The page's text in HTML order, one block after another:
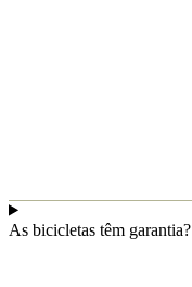
As bicicletas têm garantia?